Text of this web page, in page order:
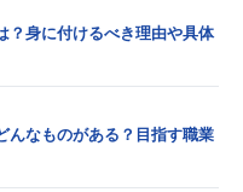
？身に付けるべき理由や具体
んなものがある？目指す職業